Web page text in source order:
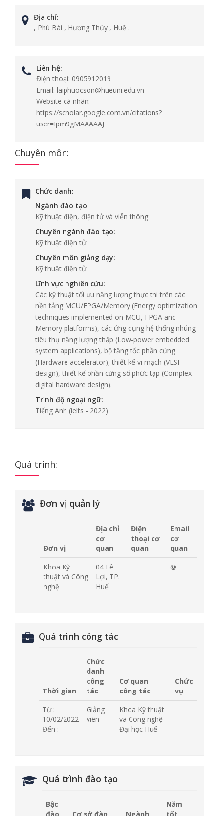
Địa chỉ:
, Phú Bài , Hương Thủy , Huế .
Liên hệ:
Điện thoại: 0905912019
Email: laiphuocson@hueuni.edu.vn
Website cá nhân:
https://scholar.google.com.vn/citations?
user=Ipm9gMAAAAAJ
Chuyên môn:
Chức danh:
Ngành đào tạo:
Kỹ thuật điện, điện tử và viễn thông
Chuyên ngành đào tạo:
Kỹ thuật điện tử
Chuyên môn giảng dạy:
Kỹ thuật điện tử
Lĩnh vực nghiên cứu:
Các kỹ thuật tối ưu năng lượng thực thi trên các
nền tảng MCU/FPGA/Memory (Energy optimization
techniques implemented on MCU, FPGA and
Memory platforms), các ứng dụng hệ thống nhúng
tiêu thụ năng lượng thấp (Low-power embedded
system applications), bộ tăng tốc phần cứng
(Hardware accelerator), thiết kế vi mạch (VLSI
design), thiết kế phần cứng số phức tạp (Complex
digital hardware design).
Trình độ ngoại ngữ:
Tiếng Anh (ielts - 2022)
Quá trình:
Đơn vị quản lý
Đơn vị
Địa chỉ
cơ
quan
Điện
thoại cơ
quan
Email
cơ
quan
Khoa Kỹ
thuật và Công
nghệ
04 Lê
Lợi, TP.
Huế
@
Quá trình công tác
Thời gian
Chức
danh
công
tác
Cơ quan
công tác
Chức
vụ
Từ :
10/02/2022
Đến :
Giảng
viên
Khoa Kỹ thuật
và Công nghệ -
Đại học Huế
Quá trình đào tạo
Bậc
đào
Cơ sở đào
Ngành
Năm
tốt